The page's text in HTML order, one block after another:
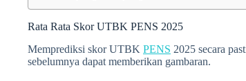
Rata Rata Skor UTBK PENS 2025
Memprediksi skor UTBK PENS 2025 secara
sebelumnya dapat memberikan gambaran.